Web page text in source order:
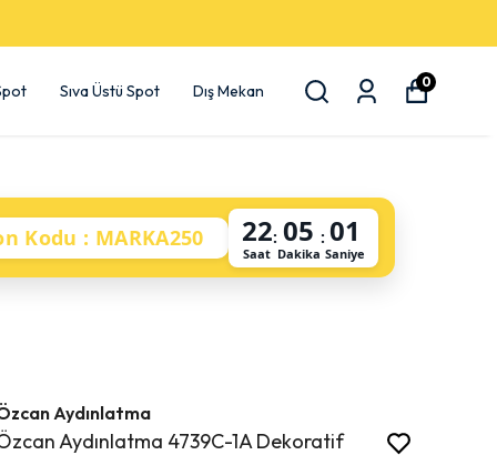
Sıva Üstü Spot Dış Mekan 0
Kodu : MARKA250 22
Saat
: 05
Dakika
: 00
Saniye
Aydınlatma
Aydınlatma 4739C-1A Dekoratif